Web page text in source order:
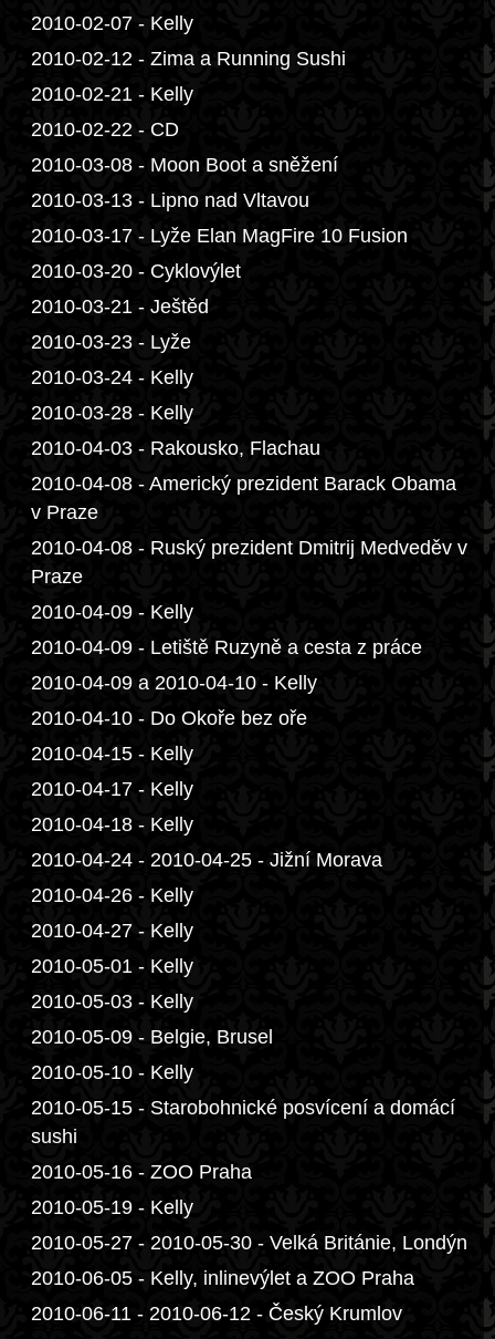
2010-02-07 - Kelly
2010-02-12 - Zima a Running Sushi
2010-02-21 - Kelly
2010-02-22 - CD
2010-03-08 - Moon Boot a sněžení
2010-03-13 - Lipno nad Vltavou
2010-03-17 - Lyže Elan MagFire 10 Fusion
2010-03-20 - Cyklovýlet
2010-03-21 - Ještěd
2010-03-23 - Lyže
2010-03-24 - Kelly
2010-03-28 - Kelly
2010-04-03 - Rakousko, Flachau
2010-04-08 - Americký prezident Barack Obama
v Praze
2010-04-08 - Ruský prezident Dmitrij Medveděv v
Praze
2010-04-09 - Kelly
2010-04-09 - Letiště Ruzyně a cesta z práce
2010-04-09 a 2010-04-10 - Kelly
2010-04-10 - Do Okoře bez oře
2010-04-15 - Kelly
2010-04-17 - Kelly
2010-04-18 - Kelly
2010-04-24 - 2010-04-25 - Jižní Morava
2010-04-26 - Kelly
2010-04-27 - Kelly
2010-05-01 - Kelly
2010-05-03 - Kelly
2010-05-09 - Belgie, Brusel
2010-05-10 - Kelly
2010-05-15 - Starobohnické posvícení a domácí
sushi
2010-05-16 - ZOO Praha
2010-05-19 - Kelly
2010-05-27 - 2010-05-30 - Velká Británie, Londýn
2010-06-05 - Kelly, inlinevýlet a ZOO Praha
2010-06-11 - 2010-06-12 - Český Krumlov